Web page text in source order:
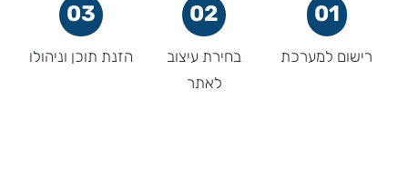
01
רישום למערכת
02
בחירת עיצוב
לאתר
03
הזנת תוכן וניהולו